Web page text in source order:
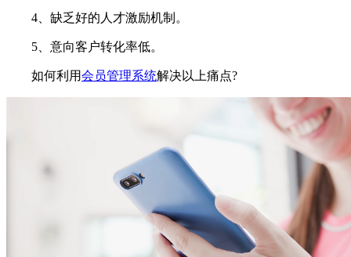
4、缺乏好的人才激励机制。
5、意向客户转化率低。
如何利用会员管理系统解决以上痛点?